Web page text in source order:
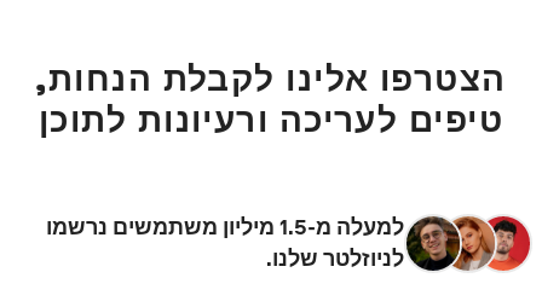
הצטרפו אלינו לקבלת הנחות,
טיפים לעריכה ורעיונות לתוכן
למעלה מ-1.5 מיליון משתמשים נרשמו
לניוזלטר שלנו.